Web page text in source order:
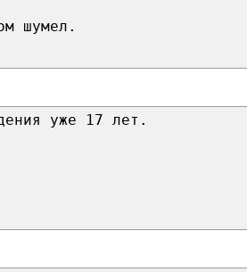
шумел.
уже 17 лет.